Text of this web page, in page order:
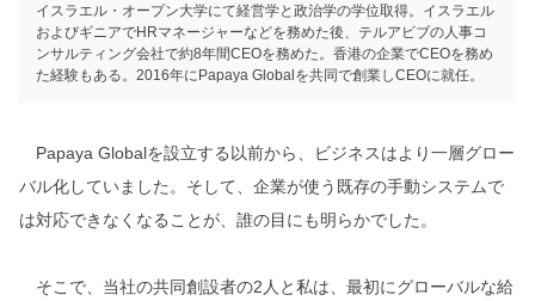
イスラエル・オープン大学にて経営学と政治学の学位取得。イスラエル
およびギニアでHRマネージャーなどを務めた後、テルアビブの人事コ
ンサルティング会社で約8年間CEOを務めた。香港の企業でCEOを務め
た経験もある。2016年にPapaya Globalを共同で創業しCEOに就任。
Papaya Globalを設立する以前から、ビジネスはより一層グロー
バル化していました。そして、企業が使う既存の手動システムで
は対応できなくなることが、誰の目にも明らかでした。
そこで、当社の共同創設者の2人と私は、最初にグローバルな給